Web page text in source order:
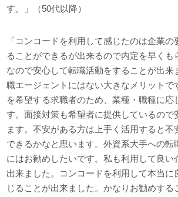
す。」（50代以降）
「コンコードを利用して感じたのは企業の
ることができるが出来るので内定を早くも
なので安心して転職活動をすることが出来
職エージェントにはない大きなメリットで
を希望する求職者のため、業種・職種に応
す。面接対策も希望者に提供しているので
ます。不安がある方は上手く活用すると不
できるかなと思います。外資系大手への転
にはお勧めしたいです。私も利用して良い
出来ました。コンコードを利用して本当に
じることが出来ました。かなりお勧めする